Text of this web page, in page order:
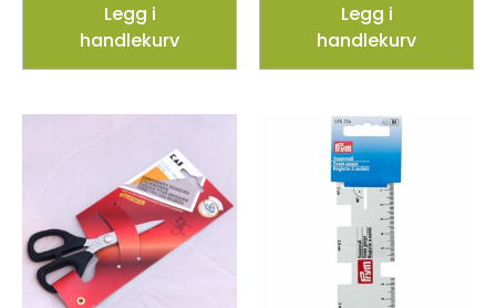
Legg i
handlekurv
Legg i
handlekurv